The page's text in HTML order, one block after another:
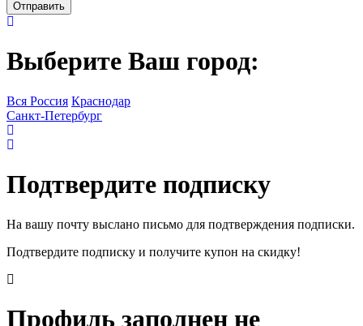
Выберите Ваш город:
Вся Россия Краснодар
Санкт-Петербург
Подтвердите подписку
На вашу почту выслано письмо для подтверждения подписки.
Подтвердите подписку и получите купон на скидку!
Профиль заполнен не